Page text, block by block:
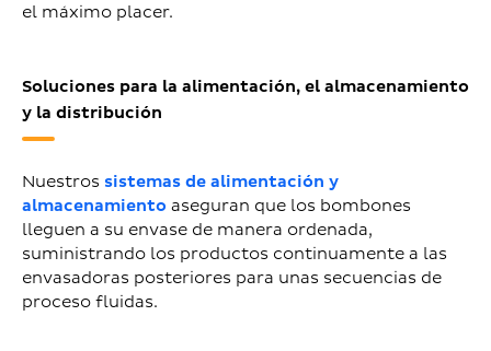
el máximo placer.
Soluciones para la alimentación, el almacenamiento
y la distribución
Nuestros sistemas de alimentación y
almacenamiento aseguran que los bombones
lleguen a su envase de manera ordenada,
suministrando los productos continuamente a las
envasadoras posteriores para unas secuencias de
proceso fluidas.